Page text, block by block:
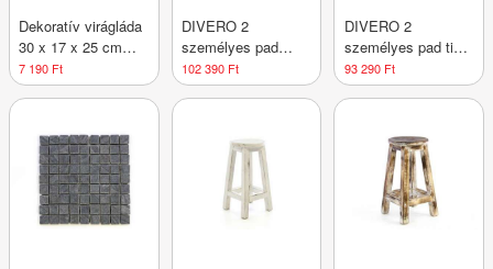
Dekoratív virágláda
30 x 17 x 25 cm
kék
7 190 Ft
DIVERO 2
személyes pad
kezelt teakfa 120
cm
102 390 Ft
DIVERO 2
személyes pad tikfa
kezeletlen 120 cm
93 290 Ft